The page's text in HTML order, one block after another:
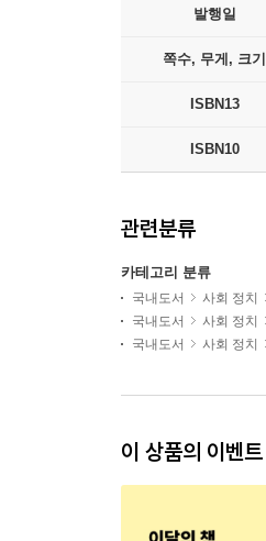
발행일
쪽수, 무게, 크기
ISBN13
ISBN10
관련분류
카테고리 분류
국내도서 사회 정치
국내도서
사회 정치
국내도서
사회 정치
이 상품의 이벤트